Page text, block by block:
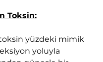
Toksin:
yüzdeki mimik
yoluyla